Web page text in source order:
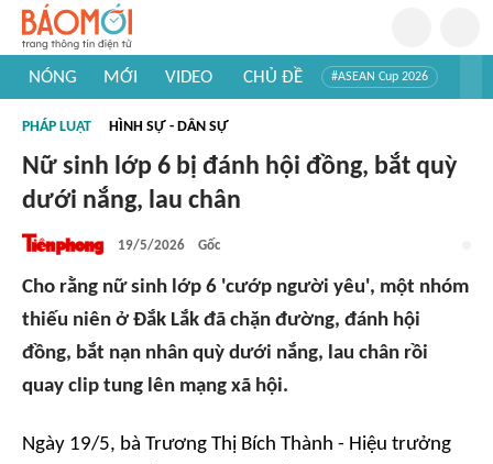
NÓNG MỚI VIDEO CHỦ ĐỀ #ASEAN Cup 2026
#Khám phá thế giới
PHÁP LUẬT HÌNH SỰ - DÂN SỰ
Nữ sinh lớp 6 bị đánh hội đồng, bắt quỳ
dưới nắng, lau chân
19/5/2026 Gốc
Cho rằng nữ sinh lớp 6 'cướp người yêu', một nhóm
thiếu niên ở Đắk Lắk đã chặn đường, đánh hội
đồng, bắt nạn nhân quỳ dưới nắng, lau chân rồi
quay clip tung lên mạng xã hội.
Ngày 19/5, bà Trương Thị Bích Thành - Hiệu trưởng